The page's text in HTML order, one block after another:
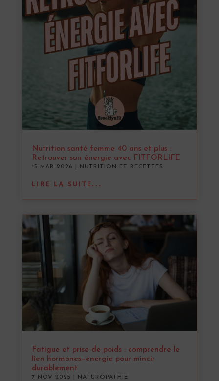
Nutrition santé femme 40 ans et plus :
Retrouver son énergie avec FITFORLIFE
15 MAR 2026 NUTRITION ET RECETTES
LIRE LA SUITE...
Fatigue et prise de poids : comprendre le
lien hormones–énergie pour mincir
durablement
7 NOV 2025 NATUROPATHIE